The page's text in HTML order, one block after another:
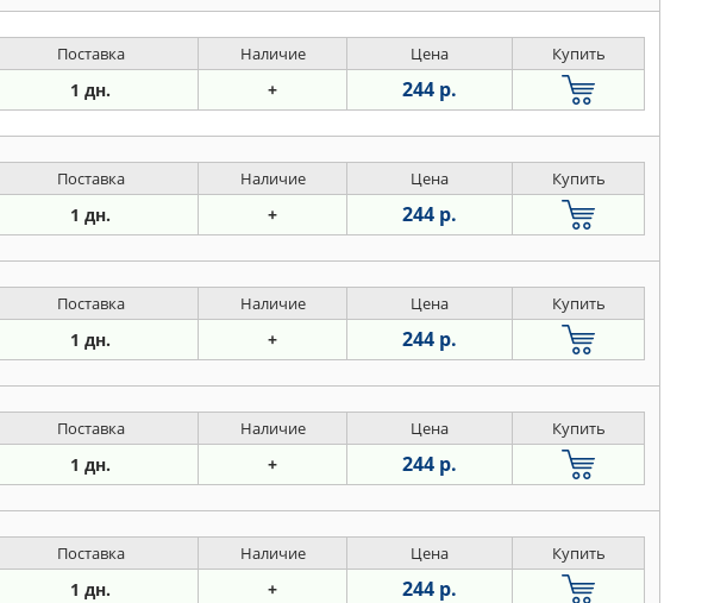
Поставка Наличие Цена Купить
1 дн. + 244 р.
Поставка Наличие Цена Купить
1 дн. + 244 р.
Поставка Наличие Цена Купить
1 дн. + 244 р.
Поставка Наличие Цена Купить
1 дн. + 244 р.
Поставка Наличие Цена Купить
1 дн. + 244 р.